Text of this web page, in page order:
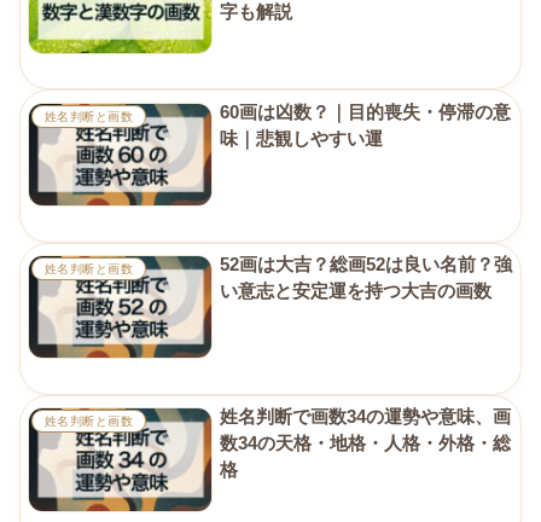
字も解説
姓名判断と画数
60画は凶数？｜目的喪失・停滞の意
味｜悲観しやすい運
姓名判断と画数
52画は大吉？総画52は良い名前？強
い意志と安定運を持つ大吉の画数
姓名判断と画数
姓名判断で画数34の運勢や意味、画
数34の天格・地格・人格・外格・総
格